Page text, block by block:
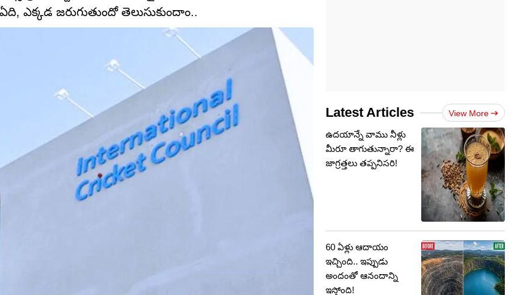
ఎక్కడ జరుగుతుందో తెలుసుకుందాం..
Latest Articles View More
ఉదయాన్నే వాము నీళ్లు
మీరూ తాగుతున్నారా? ఈ
జాగ్రత్తలు తప్పనిసరి!
60 ఏళ్లు ఆదాయం
ఇచ్చింది.. ఇప్పుడు
అందంతో ఆనందాన్ని
ఇస్తోంది!